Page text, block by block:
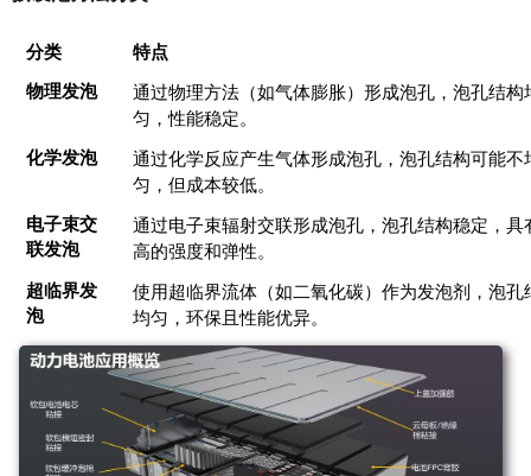
分类
特点
物理发泡
通过物理方法（如气体膨胀）形成泡孔，泡孔结构
匀，性能稳定。
化学发泡
通过化学反应产生气体形成泡孔，泡孔结构可能不
匀，但成本较低。
电子束交
联发泡
通过电子束辐射交联形成泡孔，泡孔结构稳定，具
高的强度和弹性。
超临界发
泡
使用超临界流体（如二氧化碳）作为发泡剂，泡孔
均匀，环保且性能优异。